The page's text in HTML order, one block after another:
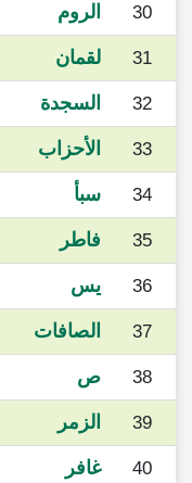
30 الروم
31 لقمان
32 السجدة
33 الأحزاب
34 سبأ
35 فاطر
36 يس
37 الصافات
38 ص
39 الزمر
40 غافر